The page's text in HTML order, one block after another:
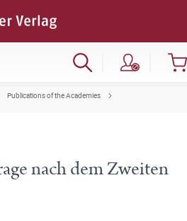
Publications of the Academies
nach dem Zweiten